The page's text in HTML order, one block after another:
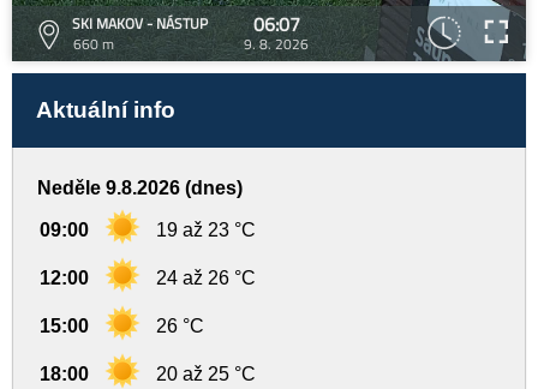
SKI MAKOV - NÁSTUP
660 m
06:07
9. 8. 2026
Aktuální info
Neděle 9.8.2026 (dnes)
09:00 19 až 23 °C
12:00 24 až 26 °C
15:00 26 °C
18:00 20 až 25 °C